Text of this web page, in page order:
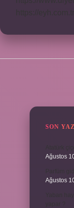
SON
Ağustos
Ağustos